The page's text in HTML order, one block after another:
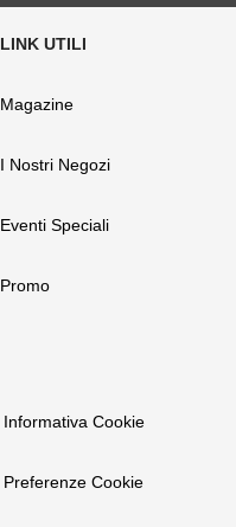
Magazine
I Nostri Negozi
Eventi Speciali
Promo
Informativa Cookie
Preferenze Cookie